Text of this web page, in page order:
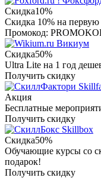
Скидка10%
Скидка 10% на первую
Промокод:
Викиум
Скидка50%
Ultra Lite на 1 год
Получить скидку
Акция
Бесплатные
Получить скидку
Skillbox
Скидка50%
Обучающие курсы со
подарок!
Получить скидку